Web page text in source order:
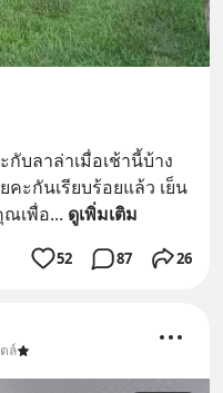
บลาล่าเมื่อเช้านี้บ้าง
คะกันเรียบร้อยแล้ว เย็น
ณเพื่อ... ดูเพิ่มเติม
52 87 26
ล์